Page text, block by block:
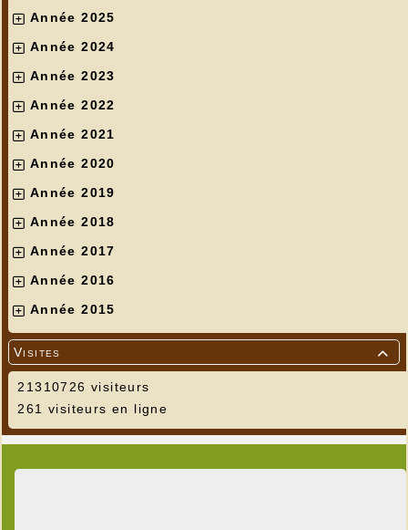
Année 2025
Année 2024
Année 2023
Année 2022
Année 2021
Année 2020
Année 2019
Année 2018
Année 2017
Année 2016
Année 2015

Visites
21310726 visiteurs
261 visiteurs en ligne